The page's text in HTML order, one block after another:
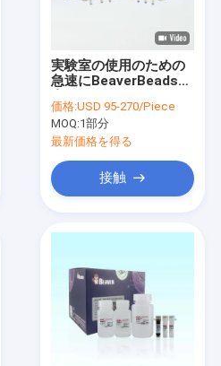
実験室の使用のための
急速にBeaverBeadsの
価格:USD 95-270/Piece
MOQ:1部分
最新価格を得る
接触